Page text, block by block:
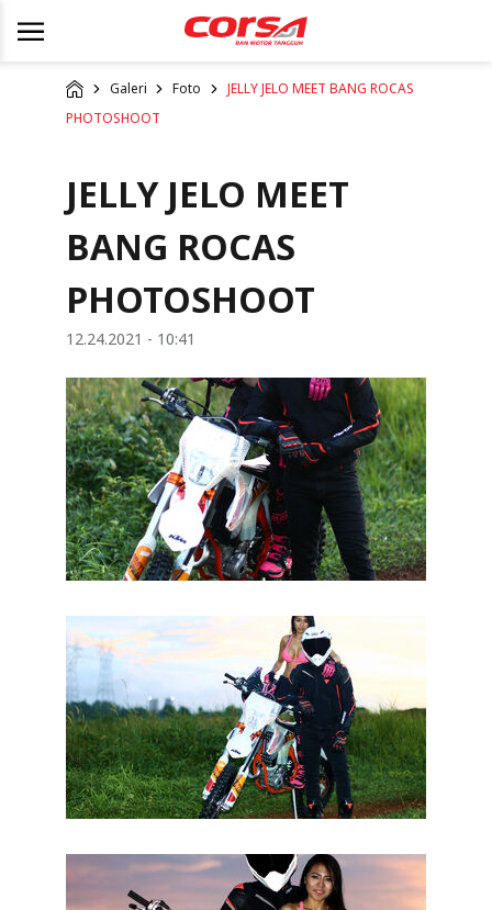
Galeri Foto
JELLY JELO MEET BANG ROCAS
PHOTOSHOOT
JELLY JELO MEET
BANG ROCAS
PHOTOSHOOT
12.24.2021 - 10:41